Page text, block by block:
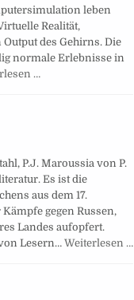
leben
Realität,
des Gehirns. Die
normale Erlebnisse in
…
P.J. Maroussia von P.
Es ist die
aus dem 17.
gegen Russen,
Landes aufopfert.
Lesern…Weiterlesen …